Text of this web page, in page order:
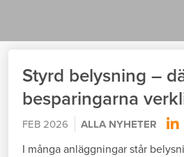
Styrd belysning –
besparingarna
FEB 2026
ALLA NYHETER
I många anläggningar står